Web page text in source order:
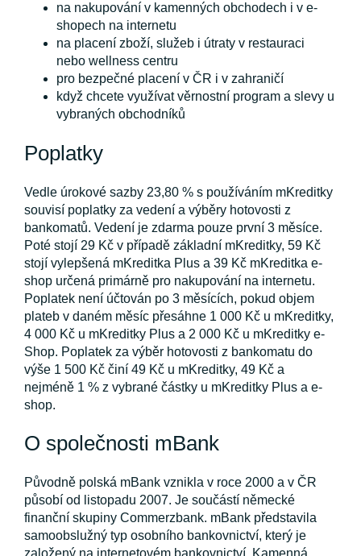
na nakupování v kamenných obchodech i v e-
shopech na internetu
na placení zboží, služeb i útraty v restauraci
nebo wellness centru
pro bezpečné placení v ČR i v zahraničí
když chcete využívat věrnostní program a slevy u
vybraných obchodníků
Poplatky
Vedle úrokové sazby 23,80 % s používáním mKreditky
souvisí poplatky za vedení a výběry hotovosti z
bankomatů. Vedení je zdarma pouze první 3 měsíce.
Poté stojí 29 Kč v případě základní mKreditky, 59 Kč
stojí vylepšená mKreditka Plus a 39 Kč mKreditka e-
shop určená primárně pro nakupování na internetu.
Poplatek není účtován po 3 měsících, pokud objem
plateb v daném měsíc přesáhne 1 000 Kč u mKreditky,
4 000 Kč u mKreditky Plus a 2 000 Kč u mKreditky e-
Shop. Poplatek za výběr hotovosti z bankomatu do
výše 1 500 Kč činí 49 Kč u mKreditky, 49 Kč a
nejméně 1 % z vybrané částky u mKreditky Plus a e-
shop.
O společnosti mBank
Původně polská mBank vznikla v roce 2000 a v ČR
působí od listopadu 2007. Je součástí německé
finanční skupiny Commerzbank. mBank představila
samoobslužný typ osobního bankovnictví, který je
založený na internetovém bankovnictví. Kamenná